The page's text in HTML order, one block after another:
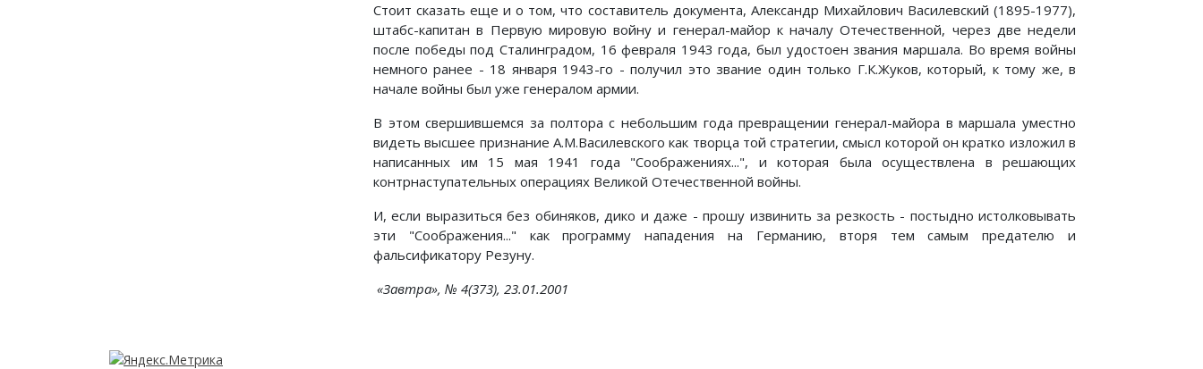
Стоит сказать еще и о том, что составитель документа, Александр Михайлович Василевский (1895-1977),
штабс-капитан в Первую мировую войну и генерал-майор к началу Отечественной, через две недели
после победы под Сталинградом, 16 февраля 1943 года, был удостоен звания маршала. Во время войны
немного ранее - 18 января 1943-го - получил это звание один только Г.К.Жуков, который, к тому же, в
начале войны был уже генералом армии.
В этом свершившемся за полтора с небольшим года превращении генерал-майора в маршала уместно
видеть высшее признание А.М.Василевского как творца той стратегии, смысл которой он кратко изложил в
написанных им 15 мая 1941 года "Соображениях...", и которая была осуществлена в решающих
контрнаступательных операциях Великой Отечественной войны.
И, если выразиться без обиняков, дико и даже - прошу извинить за резкость - постыдно истолковывать
эти "Соображения..." как программу нападения на Германию, вторя тем самым предателю и
фальсификатору Резуну.
«Завтра», № 4(373), 23.01.2001